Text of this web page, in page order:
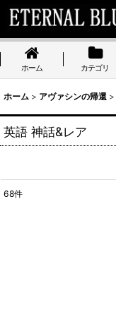
ホーム カテゴリ
ホーム > アヴァシンの帰還 >
英語 神話&レア
68件